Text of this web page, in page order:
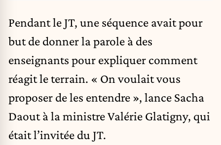
Pendant le JT, une séquence avait pour
but de donner la parole à des
enseignants pour expliquer comment
réagit le terrain. « On voulait vous
proposer de les entendre », lance Sacha
Daout à la ministre Valérie Glatigny, qui
était l’invitée du JT.